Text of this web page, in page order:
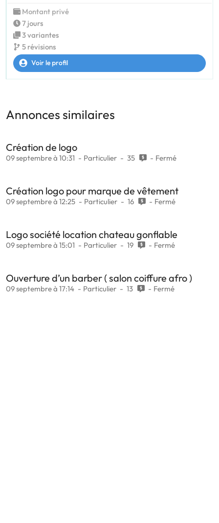
Montant privé
7 jours
3 variantes
5 révisions
Voir le profil
Annonces similaires
Création de logo
09 septembre à 10:31 Particulier 35 Fermé
Création logo pour marque de vêtement
09 septembre à 12:25 Particulier 16 Fermé
Logo société location chateau gonflable
09 septembre à 15:01 Particulier 19 Fermé
Ouverture d’un barber ( salon coiffure afro )
09 septembre à 17:14 Particulier 13 Fermé